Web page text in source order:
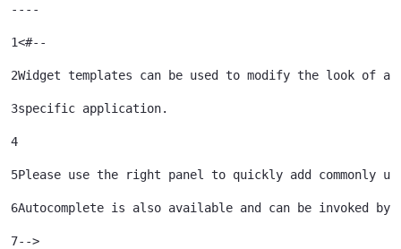
----
1<#--
2Widget templates can be used to modify the look of a
3specific application.
4
5Please use the right panel to quickly add commonly
6Autocomplete is also available and can be invoked
7-->